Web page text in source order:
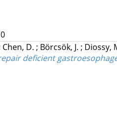
Chen, D. ; Börcsök, J. ; Diossy,
deficient